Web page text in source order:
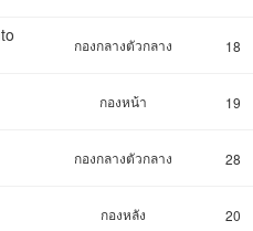
กองกลางตัวกลาง 18
กองหน้า 19
กองกลางตัวกลาง 28
กองหลัง 20